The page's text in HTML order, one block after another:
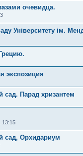
очевидца.
Університету ім.
экспозиция
сад. Парад хризантем
13:15
сад, Орхидариум